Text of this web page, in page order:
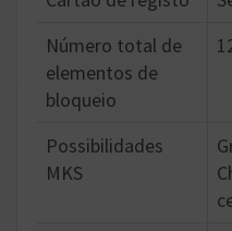
Número total de
elementos de
bloqueio
Possibilidades
MKS